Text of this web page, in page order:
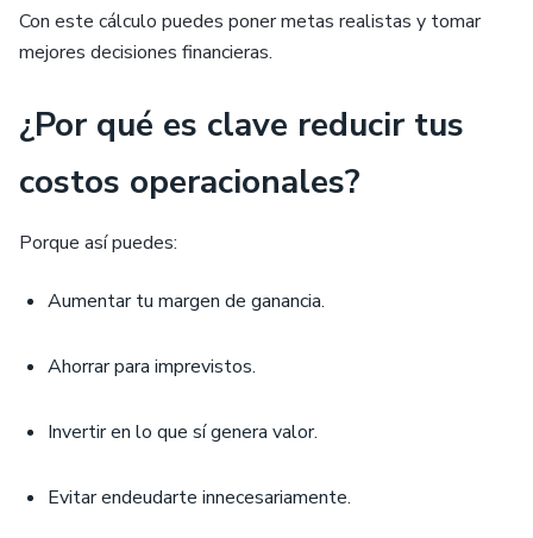
Con este cálculo puedes poner metas realistas y tomar
mejores decisiones financieras.
¿Por qué es clave reducir tus
costos operacionales?
Porque así puedes:
Aumentar tu margen de ganancia.
Ahorrar para imprevistos.
Invertir en lo que sí genera valor.
Evitar endeudarte innecesariamente.